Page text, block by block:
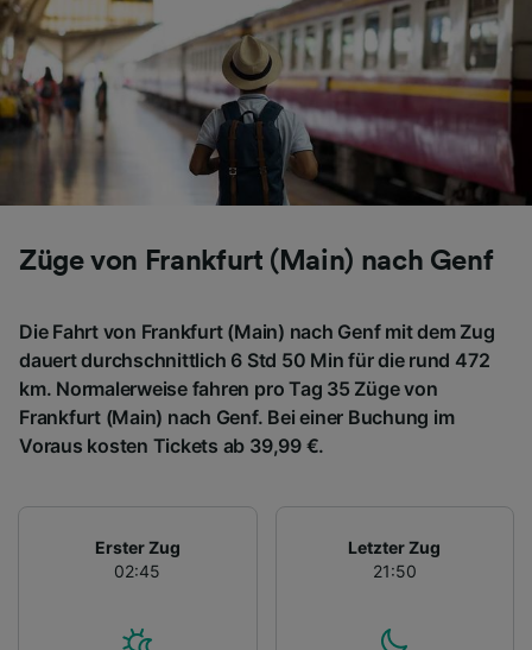
Züge von Frankfurt (Main) nach Genf
Die Fahrt von Frankfurt (Main) nach Genf mit dem Zug
dauert durchschnittlich 6 Std 50 Min für die rund 472
km. Normalerweise fahren pro Tag 35 Züge von
Frankfurt (Main) nach Genf. Bei einer Buchung im
Voraus kosten Tickets ab 39,99 €.
Erster Zug
02:45
Letzter Zug
21:50